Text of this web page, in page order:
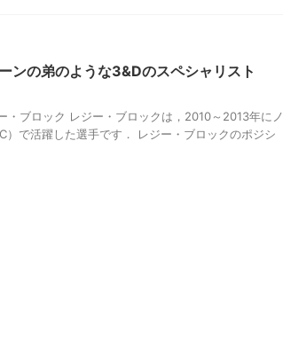
ンの弟のような3&Dのスペシャリスト
・ブロック レジー・ブロックは，2010～2013年にノ
で活躍した選手です． レジー・ブロックのポジシ